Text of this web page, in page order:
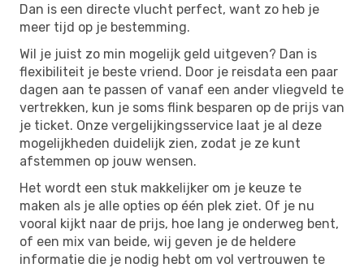
Dan is een directe vlucht perfect, want zo heb je
meer tijd op je bestemming.
Wil je juist zo min mogelijk geld uitgeven? Dan is
flexibiliteit je beste vriend. Door je reisdata een paar
dagen aan te passen of vanaf een ander vliegveld te
vertrekken, kun je soms flink besparen op de prijs van
je ticket. Onze vergelijkingsservice laat je al deze
mogelijkheden duidelijk zien, zodat je ze kunt
afstemmen op jouw wensen.
Het wordt een stuk makkelijker om je keuze te
maken als je alle opties op één plek ziet. Of je nu
vooral kijkt naar de prijs, hoe lang je onderweg bent,
of een mix van beide, wij geven je de heldere
informatie die je nodig hebt om vol vertrouwen te